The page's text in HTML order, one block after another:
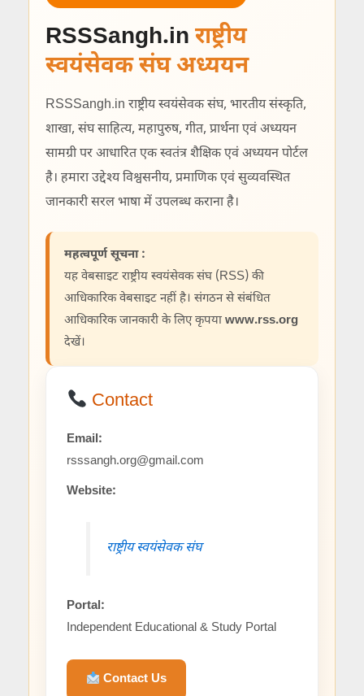
RSSSangh.in राष्ट्रीय
स्वयंसेवक संघ अध्ययन
RSSSangh.in राष्ट्रीय स्वयंसेवक संघ, भारतीय संस्कृति,
शाखा, संघ साहित्य, महापुरुष, गीत, प्रार्थना एवं अध्ययन
सामग्री पर आधारित एक स्वतंत्र शैक्षिक एवं अध्ययन पोर्टल
है। हमारा उद्देश्य विश्वसनीय, प्रमाणिक एवं सुव्यवस्थित
जानकारी सरल भाषा में उपलब्ध कराना है।
महत्वपूर्ण सूचना :
यह वेबसाइट राष्ट्रीय स्वयंसेवक संघ (RSS) की
आधिकारिक वेबसाइट नहीं है। संगठन से संबंधित
आधिकारिक जानकारी के लिए कृपया www.rss.org
देखें।
Contact
Email:
rsssangh.org@gmail.com
Website:
राष्ट्रीय स्वयंसेवक संघ
Portal:
Independent Educational & Study Portal
Contact Us